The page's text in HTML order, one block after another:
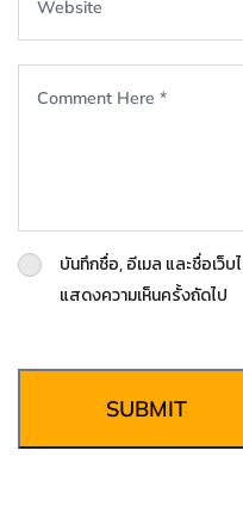
บันทึกชื่อ, อีเมล และชื่อเว็
แสดงความเห็นครั้งถัดไป
SUBMIT